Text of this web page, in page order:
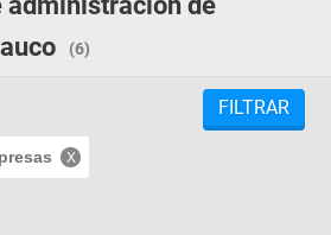
(6)
FILTRAR